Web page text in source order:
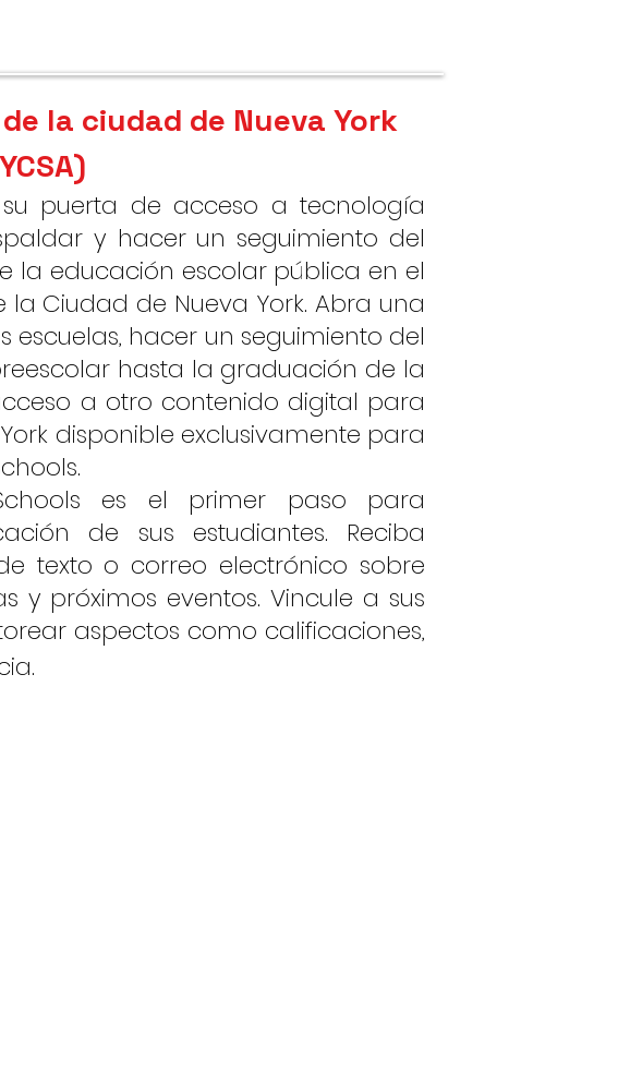
la ciudad de Nueva York
puerta de acceso a tecnología
y hacer un seguimiento del
la educación escolar pública en el
Ciudad de Nueva York. Abra una
hacer un seguimiento del
hasta la graduación de la
a otro contenido digital para
disponible exclusivamente para
es el primer paso para
de sus estudiantes. Reciba
texto o correo electrónico sobre
y próximos eventos. Vincule a sus
aspectos como calificaciones,